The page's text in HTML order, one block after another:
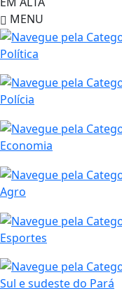
MENU
Política
Polícia
Economia
Agro
Esportes
Sul e sudeste do Pará